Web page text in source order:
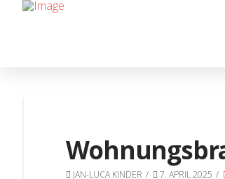
JAN-LUCA KINDER 7. APRIL 2025